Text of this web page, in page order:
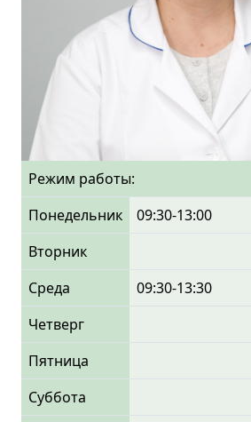
Режим работы:
Понедельник
09:30-13:00
Вторник
Среда
09:30-13:30
Четверг
Пятница
Суббота